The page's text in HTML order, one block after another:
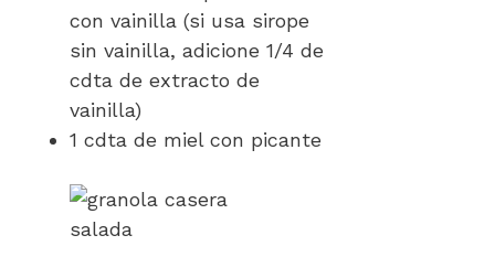
con vainilla (si usa sirope
sin vainilla, adicione 1/4 de
cdta de extracto de
vainilla)
1 cdta de miel con picante